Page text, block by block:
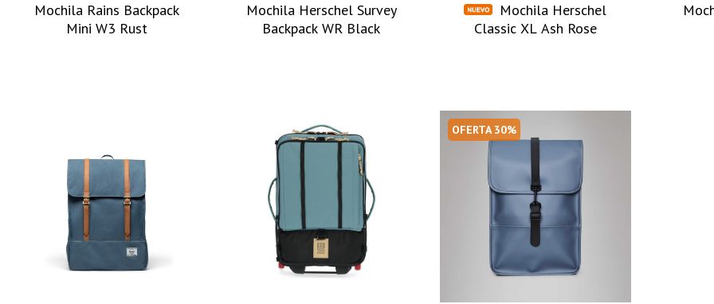
Mochila Rains Backpack
Mini W3 Rust
Mochila Herschel Survey
Backpack WR Black
Mochila Herschel
Classic XL Ash Rose
OFERTA 30%